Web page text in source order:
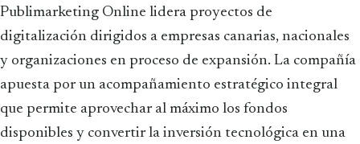
Publimarketing Online lidera proyectos de
digitalización dirigidos a empresas canarias, nacionales
y organizaciones en proceso de expansión. La compañía
apuesta por un acompañamiento estratégico integral
que permite aprovechar al máximo los fondos
disponibles y convertir la inversión tecnológica en una